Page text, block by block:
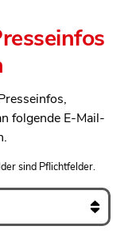
folgende E-Mail-
sind Pflichtfelder.